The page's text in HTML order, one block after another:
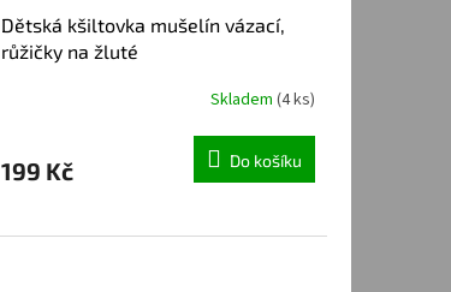
Dětská kšiltovka mušelín vázací,
růžičky na žluté
Skladem (4 ks)
199 Kč Do košíku